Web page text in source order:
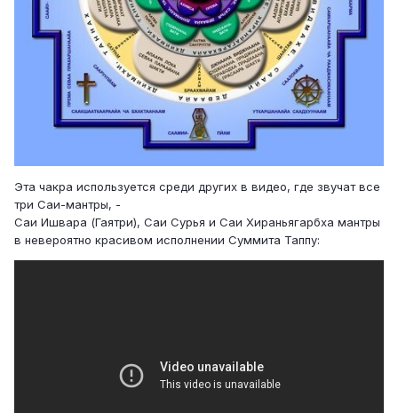
Эта чакра используется среди других в видео, где звучат все
три Саи-мантры, -
Саи Ишвара (Гаятри), Саи Сурья и Саи Хираньягарбха мантры
в невероятно красивом исполнении Суммита Таппу: